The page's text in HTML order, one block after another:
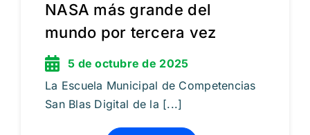
NASA más grande del
mundo por tercera vez
5 de octubre de 2025
La Escuela Municipal de Competencias
San Blas Digital de la [...]